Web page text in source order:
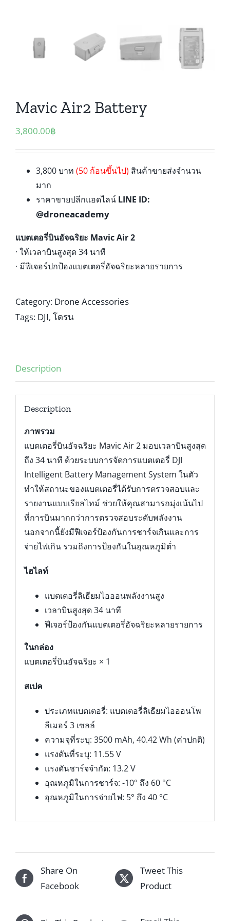
Mavic Air2 Battery
3,800.00฿
3,800 บาท (50 ก้อนขึ้นไป) สินค้าขายส่งจำนวน
มาก
ราคาขายปลีกแอดไลน์ LINE ID:
@droneacademy
แบตเตอรี่บินอัจฉริยะ Mavic Air 2
· ให้เวลาบินสูงสุด 34 นาที
· มีฟีเจอร์ปกป้องแบตเตอรี่อัจฉริยะหลายรายการ
Category: Drone Accessories
Tags: DJI, โดรน
Description
Description
ภาพรวม
แบตเตอรี่บินอัจฉริยะ Mavic Air 2 มอบเวลาบินสูงสุด
ถึง 34 นาที ด้วยระบบการจัดการแบตเตอรี่ DJI
Intelligent Battery Management System ในตัว
ทำให้สถานะของแบตเตอรี่ได้รับการตรวจสอบและ
รายงานแบบเรียลไทม์ ช่วยให้คุณสามารถมุ่งเน้นไป
ที่การบินมากกว่าการตรวจสอบระดับพลังงาน
นอกจากนี้ยังมีฟีเจอร์ป้องกันการชาร์จเกินและการ
จ่ายไฟเกิน รวมถึงการป้องกันในอุณหภูมิต่ำ
ไฮไลท์
แบตเตอรี่ลิเธียมไอออนพลังงานสูง
เวลาบินสูงสุด 34 นาที
ฟีเจอร์ป้องกันแบตเตอรี่อัจฉริยะหลายรายการ
ในกล่อง
แบตเตอรี่บินอัจฉริยะ × 1
สเปค
ประเภทแบตเตอรี่: แบตเตอรี่ลิเธียมไอออนโพ
ลีเมอร์ 3 เซลล์
ความจุที่ระบุ: 3500 mAh, 40.42 Wh (ค่าปกติ)
แรงดันที่ระบุ: 11.55 V
แรงดันชาร์จจำกัด: 13.2 V
อุณหภูมิในการชาร์จ: -10° ถึง 60 °C
อุณหภูมิในการจ่ายไฟ: 5° ถึง 40 °C
Share On
Facebook
Tweet This
Product